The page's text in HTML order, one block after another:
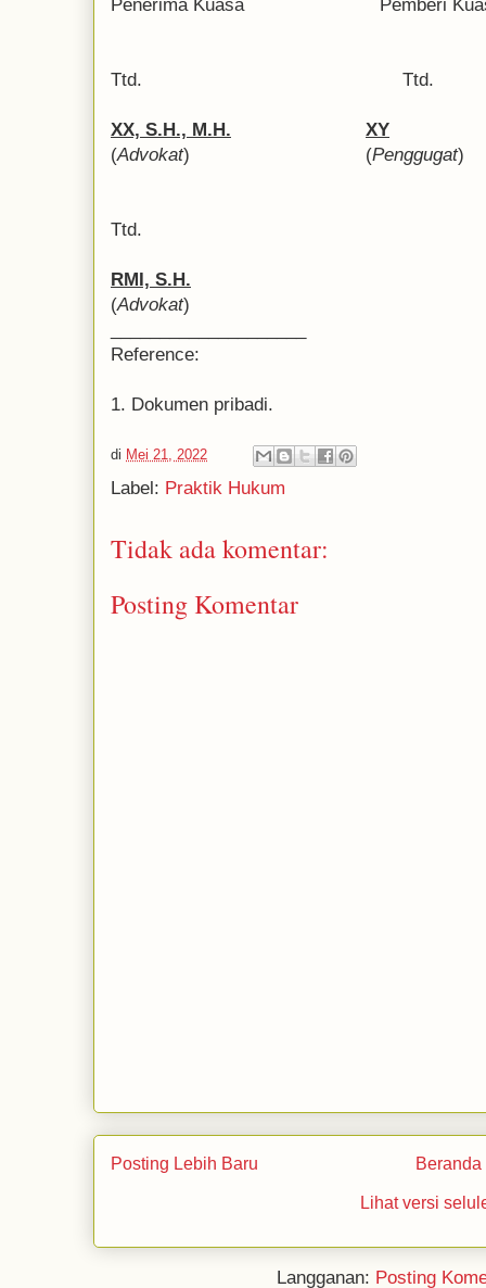
Penerima Kuasa Pemberi
Ttd. Ttd.
XX, S.H., M.H.
XY
(Advokat) (Penggugat)
Ttd.
RMI, S.H.
(Advokat)
Reference:
1. Dokumen pribadi.
di Mei 21, 2022
Label: Praktik Hukum
Tidak ada komentar:
Posting Komentar
Posting Lebih Baru Beranda
Lihat versi
Langganan: Posting